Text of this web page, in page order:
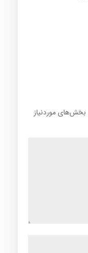
بخش‌های موردنیاز